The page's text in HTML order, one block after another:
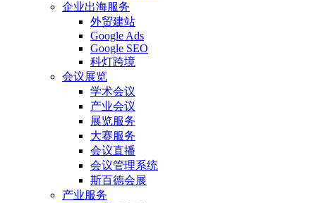
企业出海服务
外贸建站
Google Ads
Google SEO
科灯跨境
会议展览
学术会议
产业会议
展览服务
大赛服务
会议直播
会议管理系统
斯百德会展
产业服务